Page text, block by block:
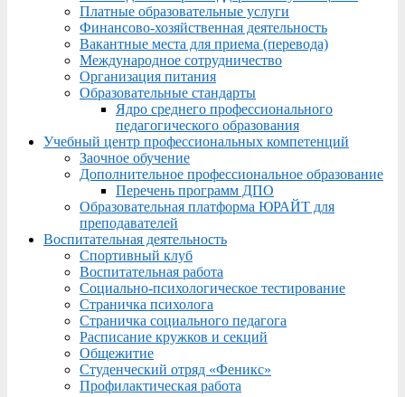
Платные образовательные услуги
Финансово-хозяйственная деятельность
Вакантные места для приема (перевода)
Международное сотрудничество
Организация питания
Образовательные стандарты
Ядро среднего профессионального
педагогического образования
Учебный центр профессиональных компетенций
Заочное обучение
Дополнительное профессиональное образование
Перечень программ ДПО
Образовательная платформа ЮРАЙТ для
преподавателей
Воспитательная деятельность
Спортивный клуб
Воспитательная работа
Социально-психологическое тестирование
Страничка психолога
Страничка социального педагога
Расписание кружков и секций
Общежитие
Студенческий отряд «Феникс»
Профилактическая работа